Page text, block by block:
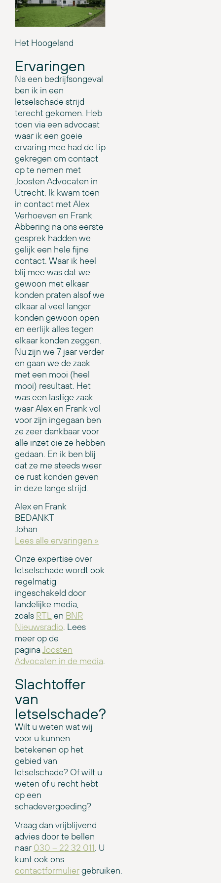
Het Hoogeland
Ervaringen
Na een bedrijfsongeval
ben ik in een
letselschade strijd
terecht gekomen. Heb
toen via een advocaat
waar ik een goeie
ervaring mee had de tip
gekregen om contact
op te nemen met
Joosten Advocaten in
Utrecht. Ik kwam toen
in contact met Alex
Verhoeven en Frank
Abbering na ons eerste
gesprek hadden we
gelijk een hele fijne
contact. Waar ik heel
blij mee was dat we
gewoon met elkaar
konden praten alsof we
elkaar al veel langer
konden gewoon open
en eerlijk alles tegen
elkaar konden zeggen.
Nu zijn we 7 jaar verder
en gaan we de zaak
met een mooi (heel
mooi) resultaat. Het
was een lastige zaak
waar Alex en Frank vol
voor zijn ingegaan ben
ze zeer dankbaar voor
alle inzet die ze hebben
gedaan. En ik ben blij
dat ze me steeds weer
de rust konden geven
in deze lange strijd.
Alex en Frank
BEDANKT
Johan
Lees alle ervaringen »
Onze expertise over
letselschade wordt ook
regelmatig
ingeschakeld door
landelijke media,
zoals RTL en BNR
Nieuwsradio. Lees
meer op de
paginaJoosten
Advocaten in de media.
Slachtoffer
van
letselschade?
Wilt u weten wat wij
voor u kunnen
betekenen op het
gebied van
letselschade? Of wilt u
weten of u recht hebt
op een
schadevergoeding?
Vraag dan vrijblijvend
advies door te bellen
naar 030 – 22 32 011. U
kunt ook ons
contactformuliergebruiken.